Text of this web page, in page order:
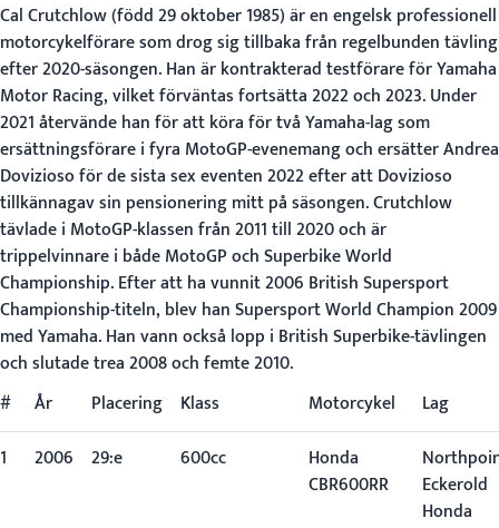
Cal Crutchlow (född 29 oktober 1985) är en engelsk professionell
motorcykelförare som drog sig tillbaka från regelbunden tävling
efter 2020-säsongen. Han är kontrakterad testförare för Yamaha
Motor Racing, vilket förväntas fortsätta 2022 och 2023. Under
2021 återvände han för att köra för två Yamaha-lag som
ersättningsförare i fyra MotoGP-evenemang och ersätter Andrea
Dovizioso för de sista sex eventen 2022 efter att Dovizioso
tillkännagav sin pensionering mitt på säsongen. Crutchlow
tävlade i MotoGP-klassen från 2011 till 2020 och är
trippelvinnare i både MotoGP och Superbike World
Championship. Efter att ha vunnit 2006 British Supersport
Championship-titeln, blev han Supersport World Champion 2009
med Yamaha. Han vann också lopp i British Superbike-tävlingen
och slutade trea 2008 och femte 2010.
#
År Placering Klass Motorcykel
Lag
1
2006 29:e 600cc
Honda
CBR600RR
Eckerold
Honda